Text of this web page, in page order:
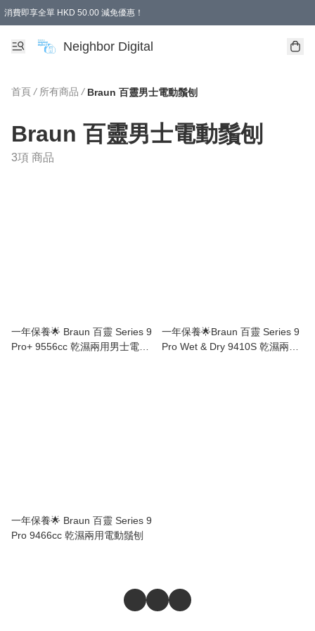
消費即享全單 HKD 50.00 減免優惠！
Neighbor Digital
首頁 / 所有商品 / Braun 百靈男士電動鬚刨
Braun 百靈男士電動鬚刨
3項 商品
一年保養🌟 Braun 百靈 Series 9
Pro+ 9556cc 乾濕兩用男士電動
一年保養🌟Braun 百靈 Series 9
Pro Wet & Dry 9410S 乾濕兩用
一年保養🌟 Braun 百靈 Series 9
Pro 9466cc 乾濕兩用電動鬚刨